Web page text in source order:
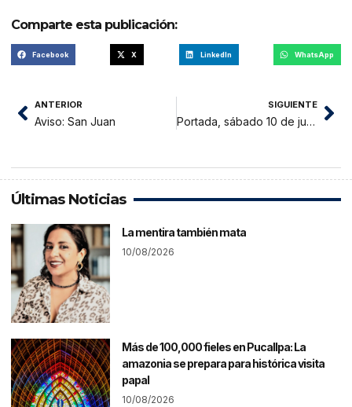
Comparte esta publicación:
Facebook X LinkedIn WhatsApp
ANTERIOR
Aviso: San Juan
SIGUIENTE
Portada, sábado 10 de junio 2023
Últimas Noticias
La mentira también mata
10/08/2026
Más de 100,000 fieles en Pucallpa: La
amazonia se prepara para histórica visita
papal
10/08/2026